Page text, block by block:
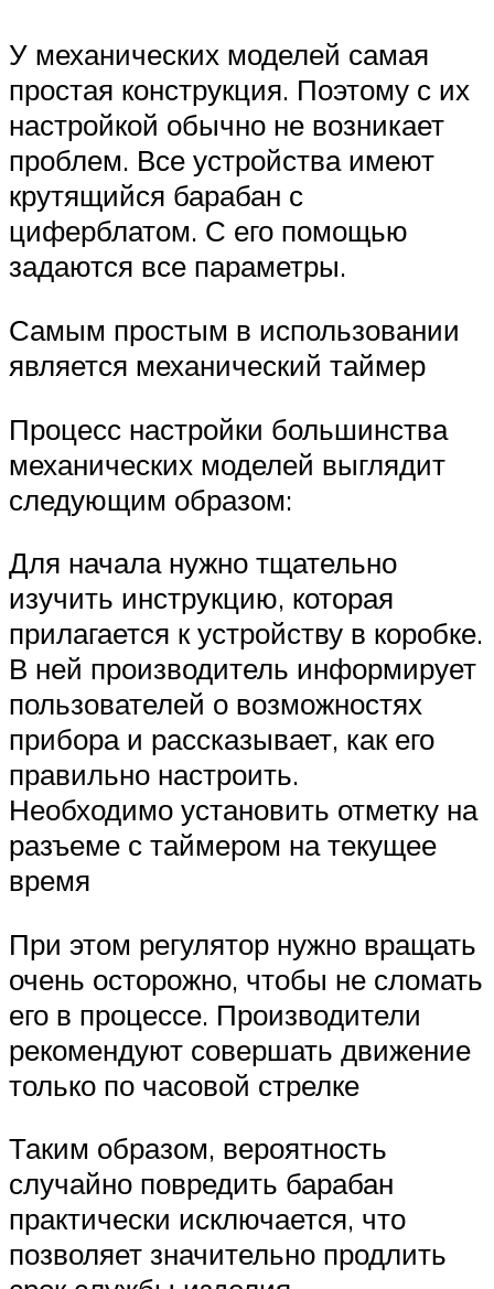
У механических моделей самая
простая конструкция. Поэтому с их
настройкой обычно не возникает
проблем. Все устройства имеют
крутящийся барабан с
циферблатом. С его помощью
задаются все параметры.
Самым простым в использовании
является механический таймер
Процесс настройки большинства
механических моделей выглядит
следующим образом:
Для начала нужно тщательно
изучить инструкцию, которая
прилагается к устройству в коробке.
В ней производитель информирует
пользователей о возможностях
прибора и рассказывает, как его
правильно настроить.
Необходимо установить отметку на
разъеме с таймером на текущее
время
При этом регулятор нужно вращать
очень осторожно, чтобы не сломать
его в процессе. Производители
рекомендуют совершать движение
только по часовой стрелке
Таким образом, вероятность
случайно повредить барабан
практически исключается, что
позволяет значительно продлить